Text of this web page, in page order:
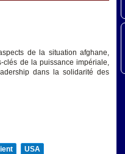
de la situation afghane,
de la puissance impériale,
dans la solidarité des
USA